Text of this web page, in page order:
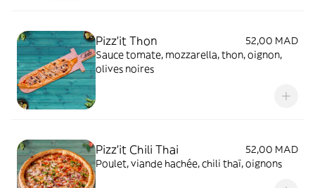
Pizz'it Thon
52,00 MAD
Sauce tomate, mozzarella, thon, oignon,
olives noires
Pizz'it Chili Thai
52,00 MAD
Poulet, viande hachée, chili thaï, oignons